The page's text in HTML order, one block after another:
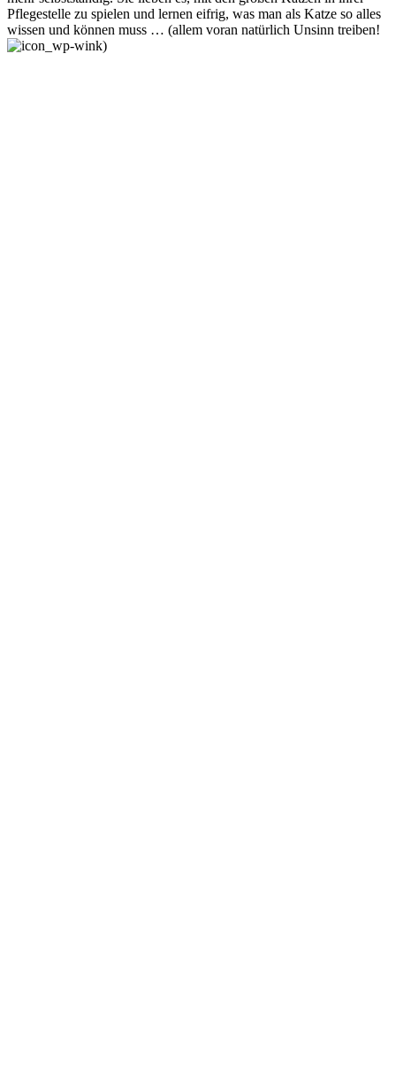
Pfle­ge­stelle zu spiel­en und ler­nen ei­frig, was man als Katze so alles
wis­sen und kön­nen muss … (allem vor­an na­tür­lich Un­­sinn trei­ben!
)